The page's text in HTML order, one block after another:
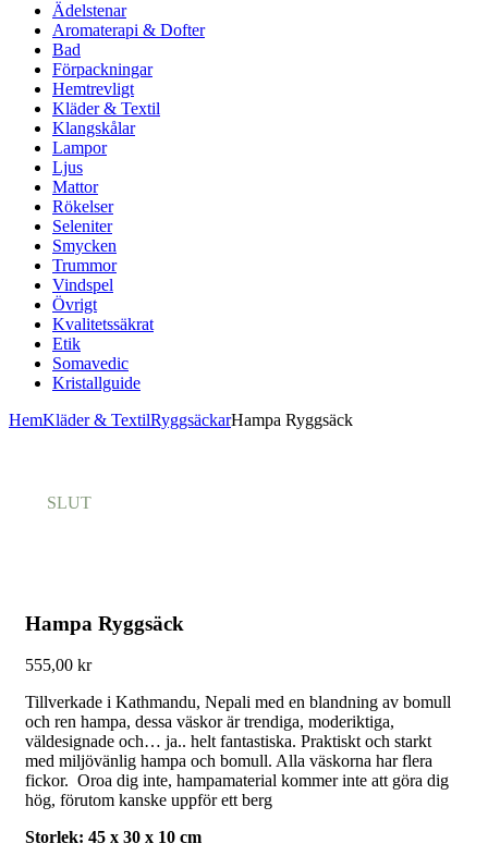
Ädelstenar
Aromaterapi & Dofter
Bad
Förpackningar
Hemtrevligt
Kläder & Textil
Klangskålar
Lampor
Ljus
Mattor
Rökelser
Seleniter
Smycken
Trummor
Vindspel
Övrigt
Kvalitetssäkrat
Etik
Somavedic
Kristallguide
HemKläder & TextilRyggsäckarHampa Ryggsäck
SLUT
Hampa Ryggsäck
555,00 kr
Tillverkade i Kathmandu, Nepali med en blandning av bomull
och ren hampa, dessa väskor är trendiga, moderiktiga,
väldesignade och… ja.. helt fantastiska. Praktiskt och starkt
med miljövänlig hampa och bomull. Alla väskorna har flera
fickor. Oroa dig inte, hampamaterial kommer inte att göra dig
hög, förutom kanske uppför ett berg
Storlek: 45 x 30 x 10 cm